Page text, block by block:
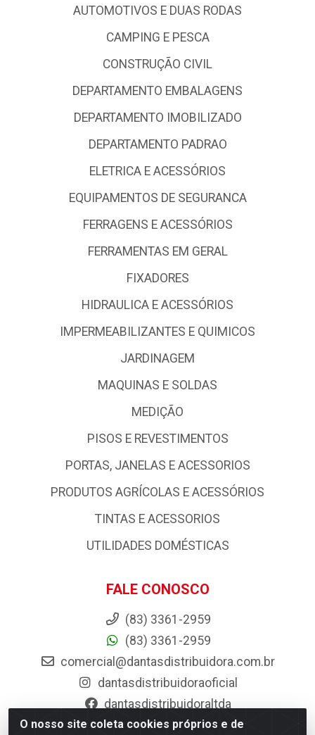
O nosso site coleta cookies próprios e de
AUTOMOTIVOS E DUAS RODAS
CAMPING E PESCA
CONSTRUÇÃO CIVIL
DEPARTAMENTO EMBALAGENS
DEPARTAMENTO IMOBILIZADO
DEPARTAMENTO PADRAO
ELETRICA E ACESSÓRIOS
EQUIPAMENTOS DE SEGURANCA
FERRAGENS E ACESSÓRIOS
FERRAMENTAS EM GERAL
FIXADORES
HIDRAULICA E ACESSÓRIOS
IMPERMEABILIZANTES E QUIMICOS
JARDINAGEM
MAQUINAS E SOLDAS
MEDIÇÃO
PISOS E REVESTIMENTOS
PORTAS, JANELAS E ACESSORIOS
PRODUTOS AGRÍCOLAS E ACESSÓRIOS
TINTAS E ACESSORIOS
UTILIDADES DOMÉSTICAS
FALE CONOSCO
(83) 3361-2959
(83) 3361-2959
comercial@dantasdistribuidora.com.br
dantasdistribuidoraoficial
dantasdistribuidoraltda